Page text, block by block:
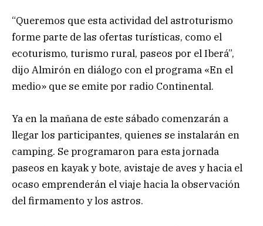
“Queremos que esta actividad del astroturismo
forme parte de las ofertas turísticas, como el
ecoturismo, turismo rural, paseos por el Iberá”,
dijo Almirón en diálogo con el programa «En el
medio» que se emite por radio Continental.
Ya en la mañana de este sábado comenzarán a
llegar los participantes, quienes se instalarán en
camping. Se programaron para esta jornada
paseos en kayak y bote, avistaje de aves y hacia el
ocaso emprenderán el viaje hacia la observación
del firmamento y los astros.